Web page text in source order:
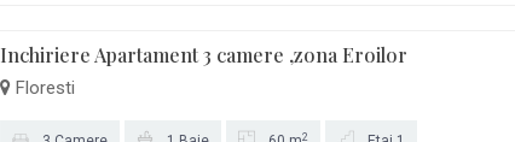
Inchiriere Apartament 3 camere ,zona Eroilor
Floresti
2